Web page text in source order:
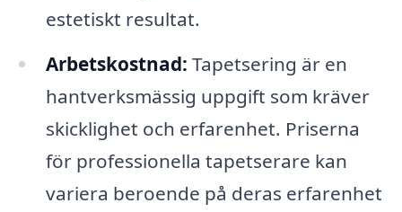
estetiskt resultat.
Arbetskostnad: Tapetsering är en
hantverksmässig uppgift som kräver
skicklighet och erfarenhet. Priserna
för professionella tapetserare kan
variera beroende på deras erfarenhet